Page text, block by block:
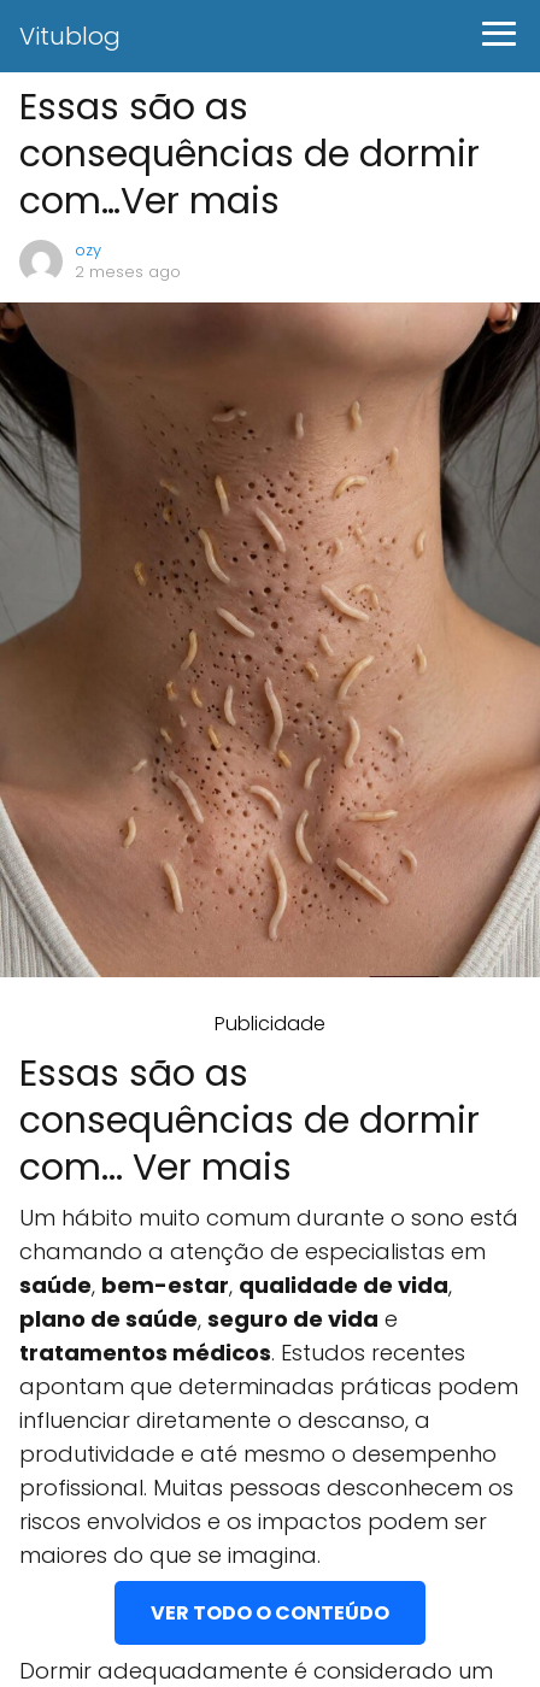
Vitublog
Essas são as
consequências de dormir
com…Ver mais
ozy
2 meses ago
Publicidade
Essas são as
consequências de dormir
com... Ver mais
Um hábito muito comum durante o sono está
chamando a atenção de especialistas em
saúde, bem-estar, qualidade de vida,
plano de saúde, seguro de vida e
tratamentos médicos. Estudos recentes
apontam que determinadas práticas podem
influenciar diretamente o descanso, a
produtividade e até mesmo o desempenho
profissional. Muitas pessoas desconhecem os
riscos envolvidos e os impactos podem ser
maiores do que se imagina.
VER TODO O CONTEÚDO
Dormir adequadamente é considerado um